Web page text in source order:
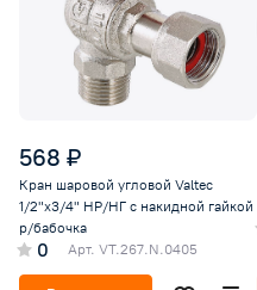
568 ₽
Кран шаровой угловой Valtec
1/2"х3/4" НР/НГ с накидной гайкой
р/бабочка
0 Арт. VT.267.N.0405